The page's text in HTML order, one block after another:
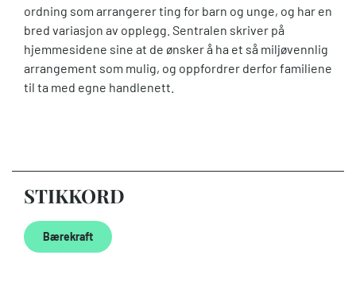
ordning som arrangerer ting for barn og unge, og har en
bred variasjon av opplegg. Sentralen skriver på
hjemmesidene sine at de ønsker å ha et så miljøvennlig
arrangement som mulig, og oppfordrer derfor familiene
til ta med egne handlenett.
STIKKORD
Bærekraft